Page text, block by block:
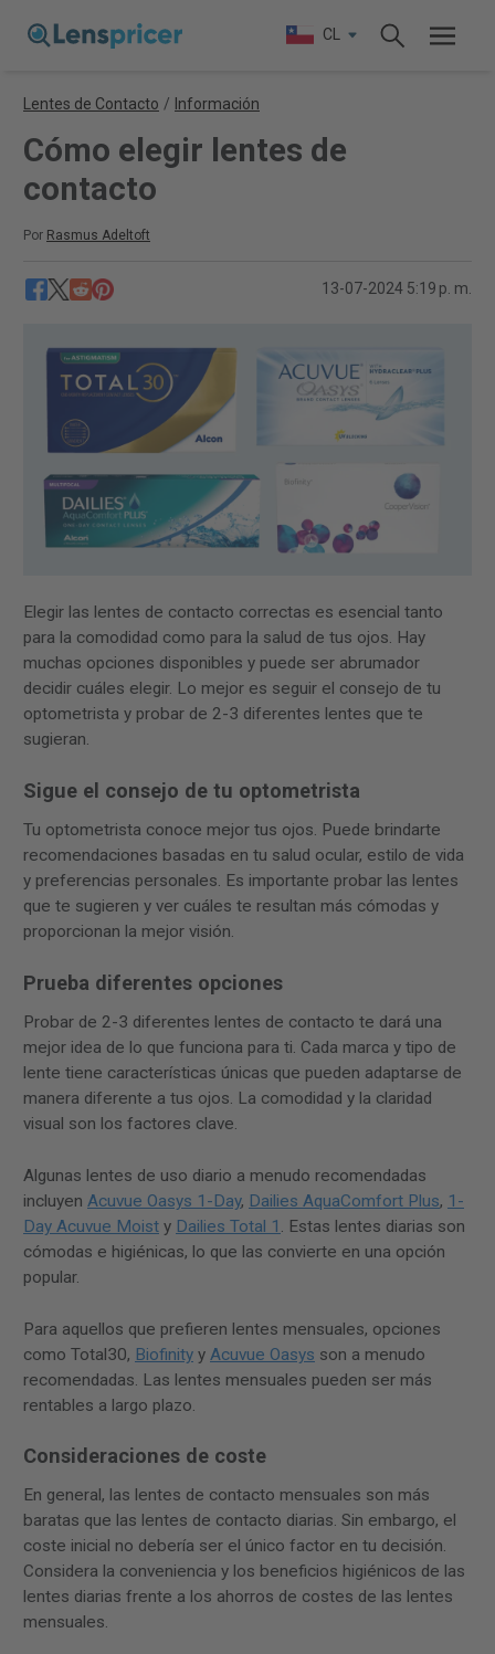
CL
Lentes de Contacto / Información
Cómo elegir lentes de
contacto
Por Rasmus Adeltoft
13-07-2024 5:19 p. m.
Elegir las lentes de contacto correctas es esencial tanto
para la comodidad como para la salud de tus ojos. Hay
muchas opciones disponibles y puede ser abrumador
decidir cuáles elegir. Lo mejor es seguir el consejo de tu
optometrista y probar de 2-3 diferentes lentes que te
sugieran.
Sigue el consejo de tu optometrista
Tu optometrista conoce mejor tus ojos. Puede brindarte
recomendaciones basadas en tu salud ocular, estilo de vida
y preferencias personales. Es importante probar las lentes
que te sugieren y ver cuáles te resultan más cómodas y
proporcionan la mejor visión.
Prueba diferentes opciones
Probar de 2-3 diferentes lentes de contacto te dará una
mejor idea de lo que funciona para ti. Cada marca y tipo de
lente tiene características únicas que pueden adaptarse de
manera diferente a tus ojos. La comodidad y la claridad
visual son los factores clave.
Algunas lentes de uso diario a menudo recomendadas
incluyen Acuvue Oasys 1-Day, Dailies AquaComfort Plus, 1-
Day Acuvue Moist y Dailies Total 1 . Estas lentes diarias son
cómodas e higiénicas, lo que las convierte en una opción
popular.
Para aquellos que prefieren lentes mensuales, opciones
como Total30, Biofinity y Acuvue Oasys son a menudo
recomendadas. Las lentes mensuales pueden ser más
rentables a largo plazo.
Consideraciones de coste
En general, las lentes de contacto mensuales son más
baratas que las lentes de contacto diarias. Sin embargo, el
coste inicial no debería ser el único factor en tu decisión.
Considera la conveniencia y los beneficios higiénicos de las
lentes diarias frente a los ahorros de costes de las lentes
mensuales.